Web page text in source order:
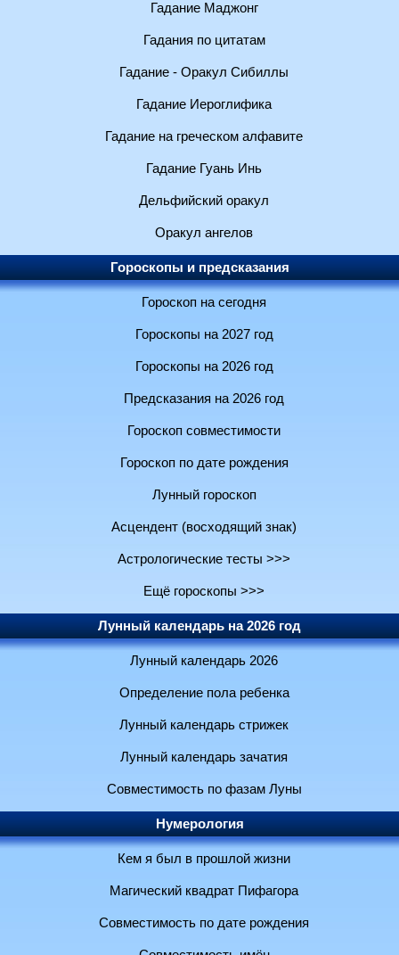
Гадание Маджонг
Гадания по цитатам
Гадание - Оракул Сибиллы
Гадание Иероглифика
Гадание на греческом алфавите
Гадание Гуань Инь
Дельфийский оракул
Оракул ангелов
Гороскопы и предсказания
Гороскоп на сегодня
Гороскопы на 2027 год
Гороскопы на 2026 год
Предсказания на 2026 год
Гороскоп совместимости
Гороскоп по дате рождения
Лунный гороскоп
Асцендент (восходящий знак)
Астрологические тесты >>>
Ещё гороскопы >>>
Лунный календарь на 2026 год
Лунный календарь 2026
Определение пола ребенка
Лунный календарь стрижек
Лунный календарь зачатия
Совместимость по фазам Луны
Нумерология
Кем я был в прошлой жизни
Магический квадрат Пифагора
Совместимость по дате рождения